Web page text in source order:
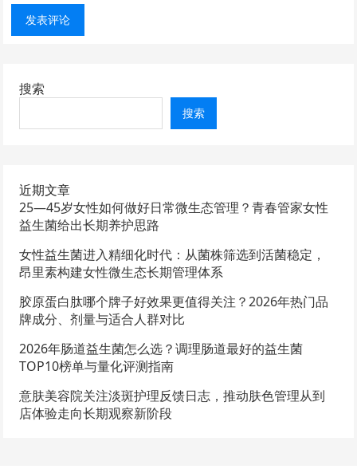
搜索
搜索
近期文章
25—45岁女性如何做好日常微生态管理？青春管家女性
益生菌给出长期养护思路
女性益生菌进入精细化时代：从菌株筛选到活菌稳定，
昂里素构建女性微生态长期管理体系
胶原蛋白肽哪个牌子好效果更值得关注？2026年热门品
牌成分、剂量与适合人群对比
2026年肠道益生菌怎么选？调理肠道最好的益生菌
TOP10榜单与量化评测指南
意肤美容院关注淡斑护理反馈日志，推动肤色管理从到
店体验走向长期观察新阶段